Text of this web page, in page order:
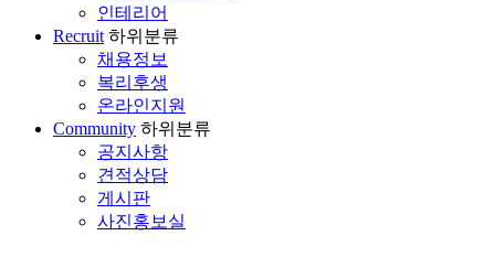
인테리어
Recruit 하위분류
채용정보
복리후생
온라인지원
Community 하위분류
공지사항
견적상담
게시판
사진홍보실